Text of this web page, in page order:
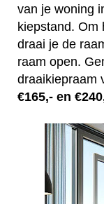
van je woning
kiepstand. Om
draai je de
raam open.
draaikiepraam
€165,- en